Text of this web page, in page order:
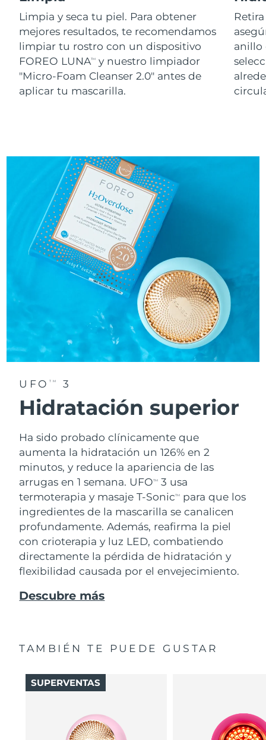
Limpia y seca tu piel. Para obtener
mejores resultados, te recomendamos
limpiar tu rostro con un dispositivo
FOREO LUNATM
y nuestro limpiador
"Micro-Foam Cleanser 2.0" antes de
aplicar tu mascarilla.
anillo
UFO TM 3
Hidratación superior
Ha sido probado clínicamente que
aumenta la hidratación un 126% en 2
minutos, y reduce la apariencia de las
arrugas en 1 semana. UFOTM
3 usa
termoterapia y masaje T-SonicTM
para que los
ingredientes de la mascarilla se canalicen
profundamente. Además, reafirma la piel
con crioterapia y luz LED, combatiendo
directamente la pérdida de hidratación y
flexibilidad causada por el envejecimiento.
Descubre más
TAMBIÉN TE PUEDE GUSTAR
SUPERVENTAS